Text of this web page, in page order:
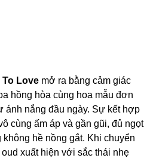
To Love mở ra bằng cảm giác
hồng hòa cùng hoa mẫu đơn
ánh nắng đầu ngày. Sự kết hợp
cùng ấm áp và gần gũi, đủ ngọt
hề nồng gắt. Khi chuyển
xuất hiện với sắc thái nhẹ